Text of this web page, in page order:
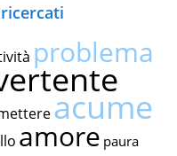
problema
acume
amore paura